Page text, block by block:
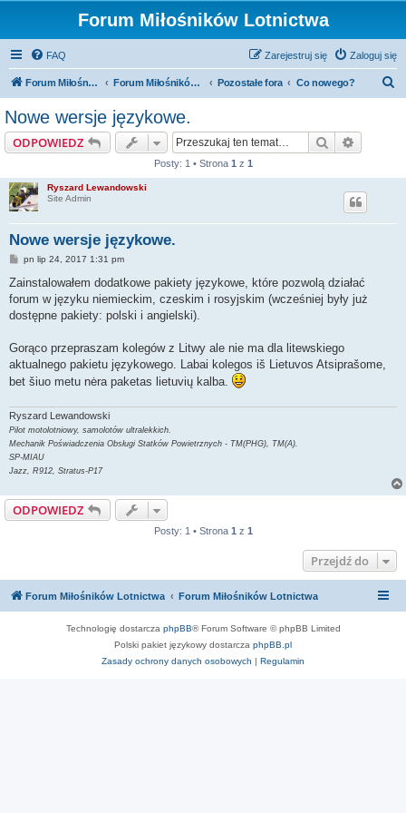
Forum Miłośników Lotnictwa
FAQ Zaloguj się
Zarejestruj się
Forum Miłośników Lotnictwa Forum Miłośników Lotnictwa Pozostałe fora Co nowego?
Nowe wersje językowe.
ODPOWIEDZ Szukaj
Posty: 1 • Strona 1 z 1
Ryszard Lewandowski
Site Admin
Nowe wersje językowe.
P
s
pn lip 24, 2017 1:31 pm
Zainstalowałem dodatkowe pakiety językowe, które pozwolą działać
forum w języku niemieckim, czeskim i rosyjskim (wcześniej były już
dostępne pakiety: polski i angielski).
Gorąco przepraszam kolegów z Litwy ale nie ma dla litewskiego
aktualnego pakietu językowego. Labai kolegos iš Lietuvos Atsiprašome,
bet šiuo metu nėra paketas lietuvių kalba.
Ryszard Lewandowski
Pilot motolotniowy, samolotów ultralekkich.
Mechanik Poświadczenia Obsługi Statków Powietrznych - TM(PHG), TM(A).
SP-MIAU
Jazz, R912, Stratus-P17
ODPOWIEDZ
Posty: 1 • Strona 1 z 1
Przejdź do
Forum Miłośników Lotnictwa Forum Miłośników Lotnictwa
Technologię dostarcza phpBB® Forum Software © phpBB Limited
Polski pakiet językowy dostarcza phpBB.pl
Zasady ochrony danych osobowych | Regulamin